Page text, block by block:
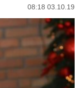
08:18 03.10.19